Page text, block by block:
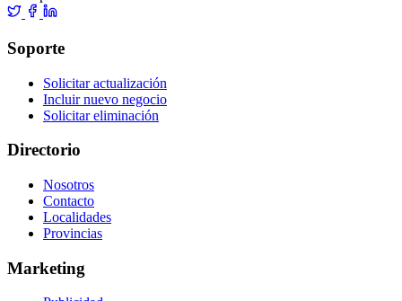
Soporte
Solicitar actualización
Incluir nuevo negocio
Solicitar eliminación
Directorio
Nosotros
Contacto
Localidades
Provincias
Marketing